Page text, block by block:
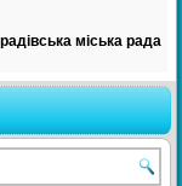
міська рада